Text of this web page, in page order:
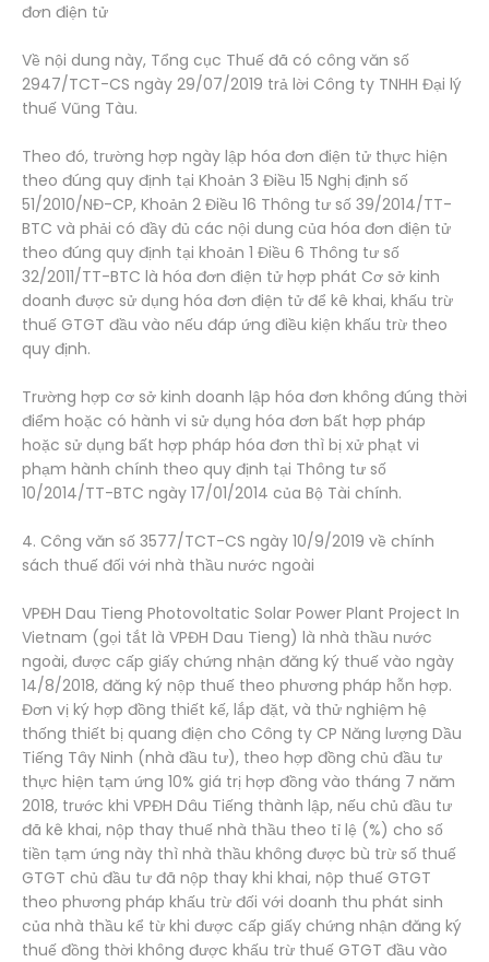
đơn điện tử
Về nội dung này, Tổng cục Thuế đã có công văn số
2947/TCT-CS ngày 29/07/2019 trả lời Công ty TNHH Đại lý
thuế Vũng Tàu.
Theo đó, trường hợp ngày lập hóa đơn điện tử thực hiện
theo đúng quy định tại Khoản 3 Điều 15 Nghị định số
51/2010/NĐ-CP, Khoản 2 Điều 16 Thông tư số 39/2014/TT-
BTC và phải có đầy đủ các nội dung của hóa đơn điện tử
theo đúng quy định tại khoản 1 Điều 6 Thông tư số
32/2011/TT-BTC là hóa đơn điện tử hợp phát Cơ sở kinh
doanh được sử dụng hóa đơn điện tử để kê khai, khấu trừ
thuế GTGT đầu vào nếu đáp ứng điều kiện khấu trừ theo
quy định.
Trường hợp cơ sở kinh doanh lập hóa đơn không đúng thời
điểm hoặc có hành vi sử dụng hóa đơn bất hợp pháp
hoặc sử dụng bất hợp pháp hóa đơn thì bị xử phạt vi
phạm hành chính theo quy định tại Thông tư số
10/2014/TT-BTC ngày 17/01/2014 của Bộ Tài chính.
4. Công văn số 3577/TCT-CS ngày 10/9/2019 về chính
sách thuế đối với nhà thầu nước ngoài
VPĐH Dau Tieng Photovoltatic Solar Power Plant Project In
Vietnam (gọi tắt là VPĐH Dau Tieng) là nhà thầu nước
ngoài, được cấp giấy chứng nhận đăng ký thuế vào ngày
14/8/2018, đăng ký nộp thuế theo phương pháp hỗn hợp.
Đơn vị ký hợp đồng thiết kế, lắp đặt, và thử nghiệm hệ
thống thiết bị quang điện cho Công ty CP Năng lượng Dầu
Tiếng Tây Ninh (nhà đầu tư), theo hợp đồng chủ đầu tư
thực hiện tạm ứng 10% giá trị hợp đồng vào tháng 7 năm
2018, trước khi VPĐH Dâu Tiếng thành lập, nếu chủ đầu tư
đã kê khai, nộp thay thuế nhà thầu theo tỉ lệ (%) cho số
tiền tạm ứng này thì nhà thầu không được bù trừ số thuế
GTGT chủ đầu tư đã nộp thay khi khai, nộp thuế GTGT
theo phương pháp khấu trừ đối với doanh thu phát sinh
của nhà thầu kể từ khi được cấp giấy chứng nhận đăng ký
thuế đồng thời không được khấu trừ thuế GTGT đầu vào